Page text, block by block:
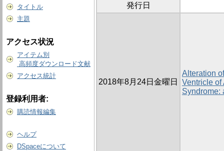
タイトル
主題
アクセス状況
アイテム別
高頻度ダウンロード文献
アクセス統計
登録利用者:
購読情報編集
ヘルプ
DSpaceについて
発行日
2018年8月24日金曜日
Alteration
Ventricle of
Syndrome: